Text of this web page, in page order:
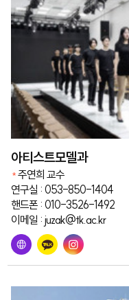
아티스트모델과
주연희 교수
연구실 : 053-850-1404
핸드폰 : 010-3526-1492
이메일 : juzak@tk.ac.kr